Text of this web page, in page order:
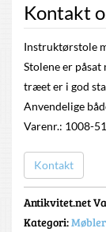
Kontakt
Instruktørstole
Stolene er
træet er i god
Anvendelige
Varenr.: 1008-
Kontakt
Antikvitet.net
Kategori:Møbler